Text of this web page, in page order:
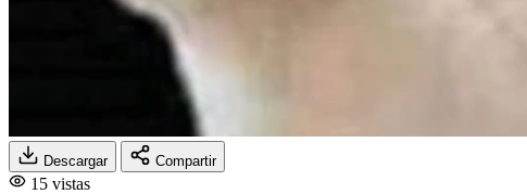
Descargar Compartir
15 vistas